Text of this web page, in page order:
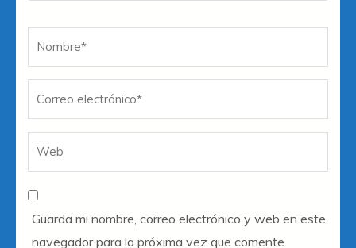
Guarda mi nombre, correo electrónico y web en este
navegador para la próxima vez que comente.